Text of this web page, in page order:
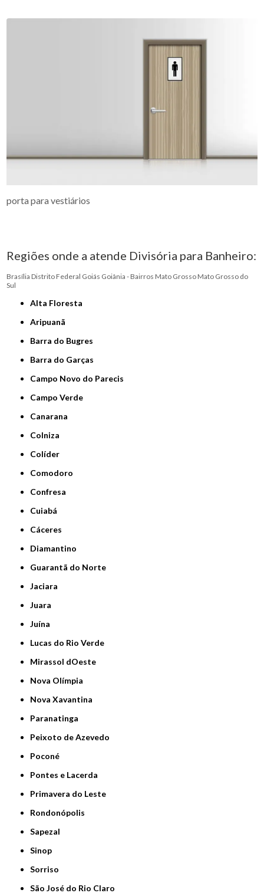
porta para vestiários
Regiões onde a atende Divisória para Banheiro:
Brasília Distrito Federal Goiás Goiânia - Bairros Mato Grosso Mato Grosso do
Sul
Alta Floresta
Aripuanã
Barra do Bugres
Barra do Garças
Campo Novo do Parecis
Campo Verde
Canarana
Colniza
Colíder
Comodoro
Confresa
Cuiabá
Cáceres
Diamantino
Guarantã do Norte
Jaciara
Juara
Juína
Lucas do Rio Verde
Mirassol dOeste
Nova Olímpia
Nova Xavantina
Paranatinga
Peixoto de Azevedo
Poconé
Pontes e Lacerda
Primavera do Leste
Rondonópolis
Sapezal
Sinop
Sorriso
São José do Rio Claro